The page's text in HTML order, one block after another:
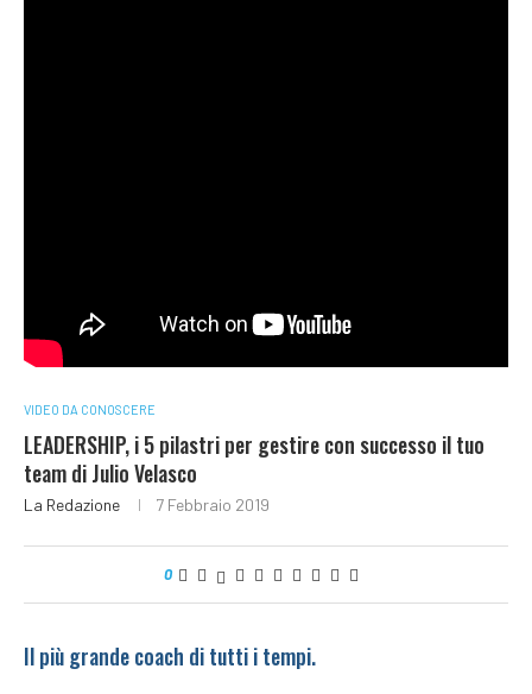
VIDEO DA CONOSCERE
LEADERSHIP, i 5 pilastri per gestire con successo il tuo
team di Julio Velasco
La Redazione 7 Febbraio 2019
0
Il più grande coach di tutti i tempi.